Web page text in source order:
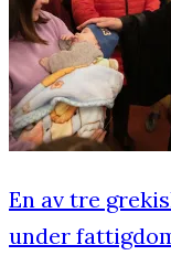
En av tre
under